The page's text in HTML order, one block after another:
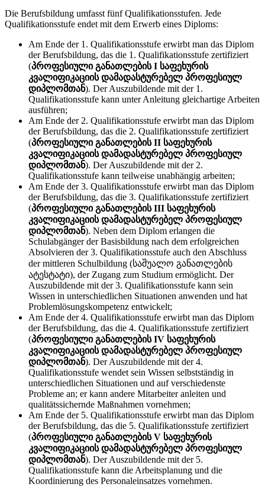
Die Berufsbildung umfasst fünf Qualifikationsstufen. Jede
Qualifikationsstufe endet mit dem Erwerb eines Diploms:
Am Ende der 1. Qualifikationsstufe erwirbt man das Diplom
der Berufsbildung, das die 1. Qualifikationsstufe zertifiziert
(პროფესიული განათლების I საფეხურის
კვალიფიკაციის დამადასტურებელ პროფესიულ
დიპლომთან). Der Auszubildende mit der 1.
Qualifikationsstufe kann unter Anleitung gleichartige Arbeiten
ausführen;
Am Ende der 2. Qualifikationsstufe erwirbt man das Diplom
der Berufsbildung, das die 2. Qualifikationsstufe zertifiziert
(პროფესიული განათლების II საფეხურის
კვალიფიკაციის დამადასტურებელ პროფესიულ
დიპლომთან). Der Auszubildende mit der 2.
Qualifikationsstufe kann teilweise unabhängig arbeiten;
Am Ende der 3. Qualifikationsstufe erwirbt man das Diplom
der Berufsbildung, das die 3. Qualifikationsstufe zertifiziert
(პროფესიული განათლების III საფეხურის
კვალიფიკაციის დამადასტურებელ პროფესიულ
დიპლომთან). Neben dem Diplom erlangen die
Schulabgänger der Basisbildung nach dem erfolgreichen
Absolvieren der 3. Qualifikationsstufe auch den Abschluss
der mittleren Schulbildung (საშუალო განათლების
ატესტატი), der Zugang zum Studium ermöglicht. Der
Auszubildende mit der 3. Qualifikationsstufe kann sein
Wissen in unterschiedlichen Situationen anwenden und hat
Problemlösungskompetenz entwickelt;
Am Ende der 4. Qualifikationsstufe erwirbt man das Diplom
der Berufsbildung, das die 4. Qualifikationsstufe zertifiziert
(პროფესიული განათლების IV საფეხურის
კვალიფიკაციის დამადასტურებელ პროფესიულ
დიპლომთან). Der Auszubildende mit der 4.
Qualifikationsstufe wendet sein Wissen selbstständig in
unterschiedlichen Situationen und auf verschiedenste
Probleme an; er kann andere Mitarbeiter anleiten und
qualitätssichernde Maßnahmen vornehmen;
Am Ende der 5. Qualifikationsstufe erwirbt man das Diplom
der Berufsbildung, das die 5. Qualifikationsstufe zertifiziert
(პროფესიული განათლების V საფეხურის
კვალიფიკაციის დამადასტურებელ პროფესიულ
დიპლომთან). Der Auszubildende mit der 5.
Qualifikationsstufe kann die Arbeitsplanung und die
Koordinierung des Personaleinsatzes vornehmen.